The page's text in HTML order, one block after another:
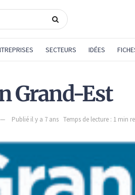
SECTEURS IDÉES
Grand-Est
Publié il y a 7 ans Temps de lecture : 1 min